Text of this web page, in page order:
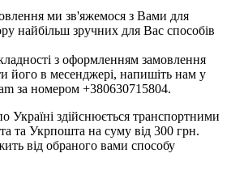
ми зв'яжемося з Вами для
найбільш зручних для Вас способів
з оформленням замовлення
його в месенджері, напишіть нам у
за номером +380630715804.
Україні здійснюється транспортними
та Укрпошта на суму від 300 грн.
від обраного вами способу